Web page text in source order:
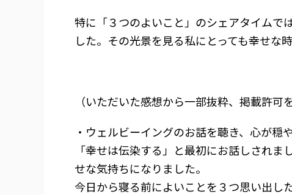
特に「３つのよいこと」のシェアタイムで
した。その光景を見る私にとっても幸せな時
（いただいた感想から一部抜粋、掲載許可
・ウェルビーイングのお話を聴き、心が穏
「幸せは伝染する」と最初にお話しされ
せな気持ちになりました。
今日から寝る前によいことを３つ思い出し